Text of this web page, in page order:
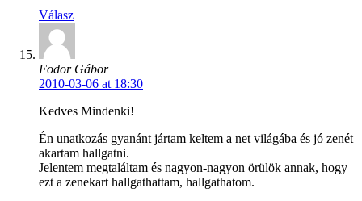
Válasz
Fodor Gábor
2010-03-06 at 18:30
Kedves Mindenki!
Én unatkozás gyanánt jártam keltem a net világába és jó zenét
akartam hallgatni.
Jelentem megtaláltam és nagyon-nagyon örülök annak, hogy
ezt a zenekart hallgathattam, hallgathatom.